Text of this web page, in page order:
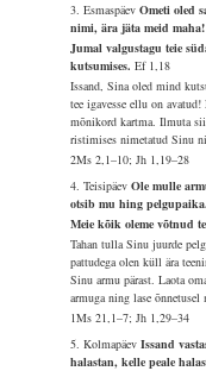
3. EsmaspäevOmeti oled
nimi, ära jäta meid
Jumal valgustagu teie
kutsumises.Ef 1,18
Issand, Sina oled mind
tee igavesse ellu on
mõnikord kartma. Ilmuta
ristimises nimetatud Sinu
2Ms 2,1–10; Jh 1,19–28
4. TeisipäevOle mulle
otsib mu hing
Meie kõik oleme võtnud
Tahan tulla Sinu juurde
pattudega olen küll ära
Sinu armu pärast. Laota
armuga ning lase õnnetusel
1Ms 21,1–7; Jh 1,29–34
5. KolmapäevIssand
halastan, kelle peale